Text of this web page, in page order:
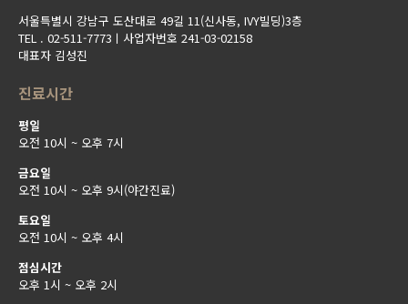
서울특별시 강남구 도산대로 49길 11(신사동, IVY빌딩)3층
TEL . 02-511-7773ㅣ사업자번호 241-03-02158
대표자 김성진
진료시간
평일
오전 10시 ~ 오후 7시
금요일
오전 10시 ~ 오후 9시(야간진료)
토요일
오전 10시 ~ 오후 4시
점심시간
오후 1시 ~ 오후 2시